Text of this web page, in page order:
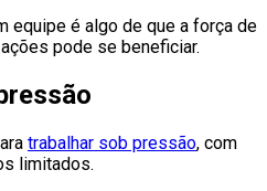
equipe é algo de que a força de
pode se beneficiar.
trabalhar sob pressão, com
limitados.